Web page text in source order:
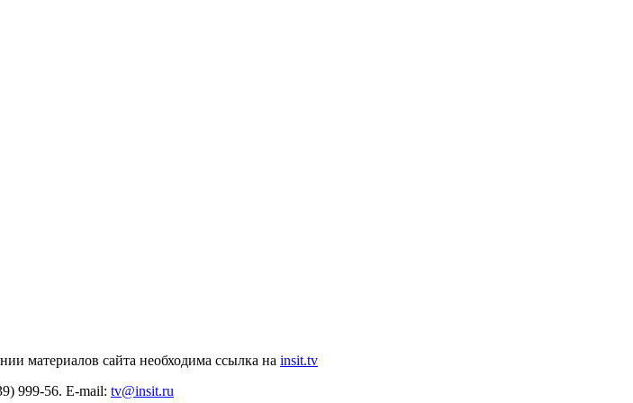
материалов сайта необходима ссылка на insit.tv
999-56. E-mail: tv@insit.ru